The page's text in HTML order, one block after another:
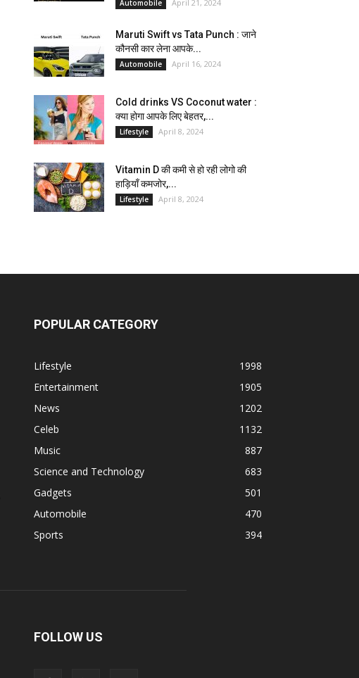
Automobile April 21, 2024
Maruti Swift vs Tata Punch : जाने
कौनसी कार लेना आपके...
Automobile April 16, 2024
Cold drinks VS Coconut water :
क्या होगा आपके लिए बेहतर,...
Lifestyle April 8, 2024
Vitamin D की कमी से हो रही लोगो की
हाड़ियाँ कमजोर,...
Lifestyle April 8, 2024
POPULAR CATEGORY
Lifestyle
1998
Entertainment
1905
News
1202
Celeb
1132
Music
887
Science and Technology
683
Gadgets
501
Automobile
470
Sports
394
FOLLOW US